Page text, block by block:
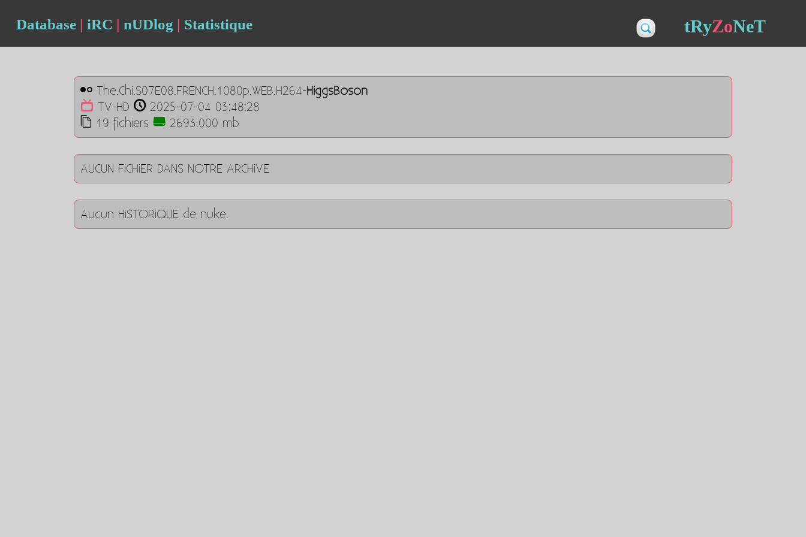
Database | iRC | nUDlog | Statistique tRyZoNeT
The.Chi.S07E08.FRENCH.1080p.WEB.H264-HiggsBoson
TV-HD
2025-07-04 03:48:28
19 fichiers
2693.000 mb
AUCUN FiCHiER DANS NOTRE ARCHiVE
Aucun HiSTORiQUE de nuke.